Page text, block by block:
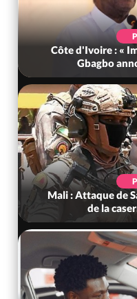
Côte d'Ivoire : «
Gbagbo
Mali : Attaque de
de la